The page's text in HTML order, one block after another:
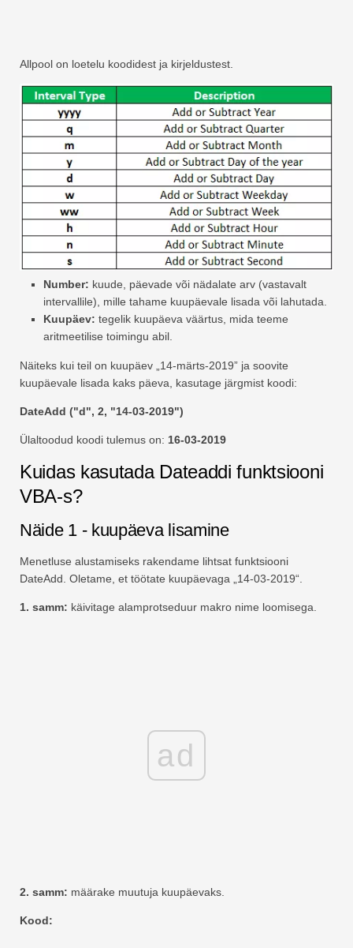
Allpool on loetelu koodidest ja kirjeldustest.
Number: kuude, päevade või nädalate arv (vastavalt
intervallile), mille tahame kuupäevale lisada või lahutada.
Kuupäev: tegelik kuupäeva väärtus, mida teeme
aritmeetilise toimingu abil.
Näiteks kui teil on kuupäev „14-märts-2019” ja soovite
kuupäevale lisada kaks päeva, kasutage järgmist koodi:
DateAdd ("d", 2, "14-03-2019")
Ülaltoodud koodi tulemus on: 16-03-2019
Kuidas kasutada Dateaddi funktsiooni
VBA-s?
Näide 1 - kuupäeva lisamine
Menetluse alustamiseks rakendame lihtsat funktsiooni
DateAdd. Oletame, et töötate kuupäevaga „14-03-2019“.
1. samm: käivitage alamprotseduur makro nime loomisega.
ad
2. samm: määrake muutuja kuupäevaks.
Kood: